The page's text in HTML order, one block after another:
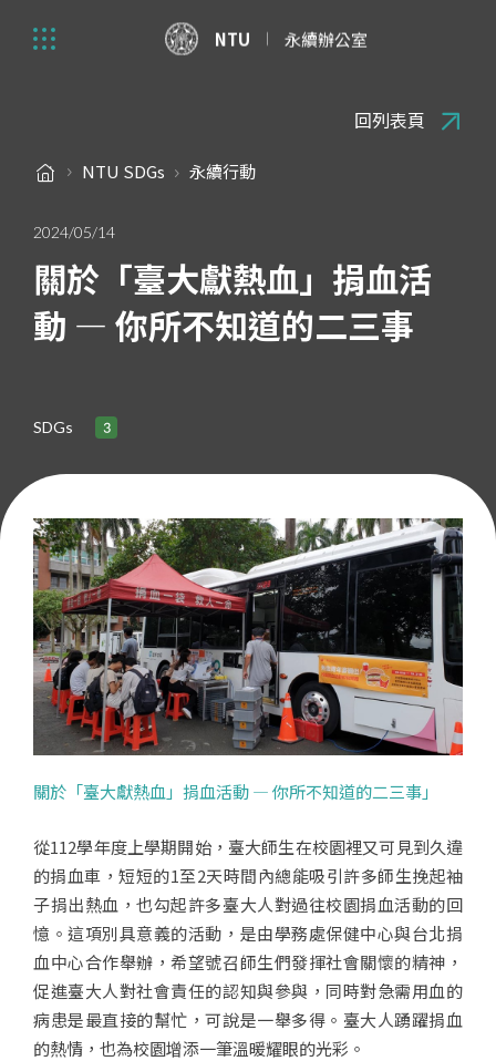
NTU 永續辦公室
NTU SDGs 永續行動
回列表頁
2024/05/14
關於「臺大獻熱血」捐血活
動 — 你所不知道的二三事
SDGs
關於「臺大獻熱血」捐血活動 — 你所不知道的二三事」
從112學年度上學期開始，臺大師生在校園裡又可見到久違
的捐血車，短短的1至2天時間內總能吸引許多師生挽起袖
子捐出熱血，也勾起許多臺大人對過往校園捐血活動的回
憶。這項別具意義的活動，是由學務處保健中心與台北捐
血中心合作舉辦，希望號召師生們發揮社會關懷的精神，
促進臺大人對社會責任的認知與參與，同時對急需用血的
病患是最直接的幫忙，可說是一舉多得。臺大人踴躍捐血
的熱情，也為校園增添一筆溫暖耀眼的光彩。